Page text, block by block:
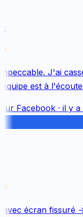
J'ai
est à l'écoute
Facebook· il y a
écran fissuré →